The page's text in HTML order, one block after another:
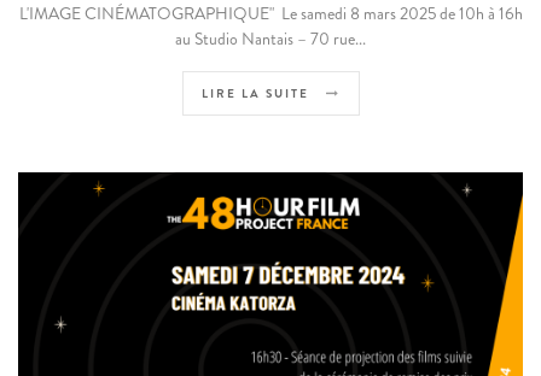
L'IMAGE CINÉMATOGRAPHIQUE" Le samedi 8 mars 2025 de 10h à 16h
au Studio Nantais – 70 rue...
LIRE LA SUITE